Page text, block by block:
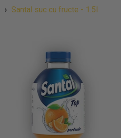
› Santal suc cu fructe - 1.5l